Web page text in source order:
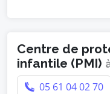
Centre de
infantile (PMI)
05 61 04 02 70